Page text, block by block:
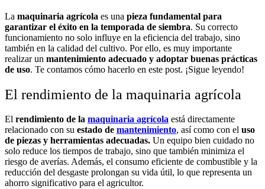
La maquinaria agrícola es una pieza fundamental para
garantizar el éxito en la temporada de siembra. Su correcto
funcionamiento no solo influye en la eficiencia del trabajo, sino
también en la calidad del cultivo. Por ello, es muy importante
realizar un mantenimiento adecuado y adoptar buenas prácticas
de uso. Te contamos cómo hacerlo en este post. ¡Sigue leyendo!
El rendimiento de la maquinaria agrícola
El rendimiento de la maquinaria agrícola está directamente
relacionado con su estado de mantenimiento, así como con el uso
de piezas y herramientas adecuadas. Un equipo bien cuidado no
solo reduce los tiempos de trabajo, sino que también minimiza el
riesgo de averías. Además, el consumo eficiente de combustible y la
reducción del desgaste prolongan su vida útil, lo que representa un
ahorro significativo para el agricultor.